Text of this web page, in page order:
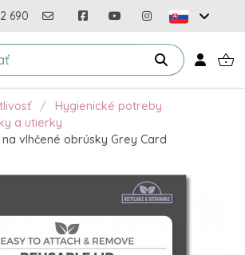
690
Hygienické potreby
a utierky
vlhčené obrúsky Grey Card